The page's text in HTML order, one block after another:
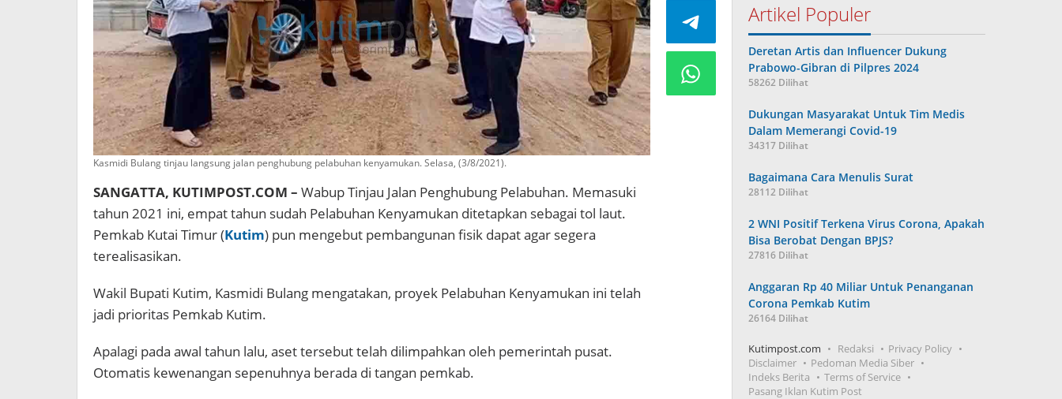
Kasmidi Bulang tinjau langsung jalan penghubung pelabuhan kenyamukan. Selasa, (3/8/2021).
SANGATTA, KUTIMPOST.COM – Wabup Tinjau Jalan Penghubung Pelabuhan. Memasuki
tahun 2021 ini, empat tahun sudah Pelabuhan Kenyamukan ditetapkan sebagai tol laut.
Pemkab Kutai Timur (Kutim) pun mengebut pembangunan fisik dapat agar segera
terealisasikan.
Wakil Bupati Kutim, Kasmidi Bulang mengatakan, proyek Pelabuhan Kenyamukan ini telah
jadi prioritas Pemkab Kutim.
Apalagi pada awal tahun lalu, aset tersebut telah dilimpahkan oleh pemerintah pusat.
Otomatis kewenangan sepenuhnya berada di tangan pemkab.
Artikel Populer
Deretan Artis dan Influencer Dukung
Prabowo-Gibran di Pilpres 2024
58262 Dilihat
Dukungan Masyarakat Untuk Tim Medis
Dalam Memerangi Covid-19
34317 Dilihat
Bagaimana Cara Menulis Surat
28112 Dilihat
2 WNI Positif Terkena Virus Corona, Apakah
Bisa Berobat Dengan BPJS?
27816 Dilihat
Anggaran Rp 40 Miliar Untuk Penanganan
Corona Pemkab Kutim
26164 Dilihat
Kutimpost.com Redaksi
Privacy Policy
Disclaimer
Pedoman Media Siber
Indeks Berita
Terms of Service
Pasang Iklan Kutim Post